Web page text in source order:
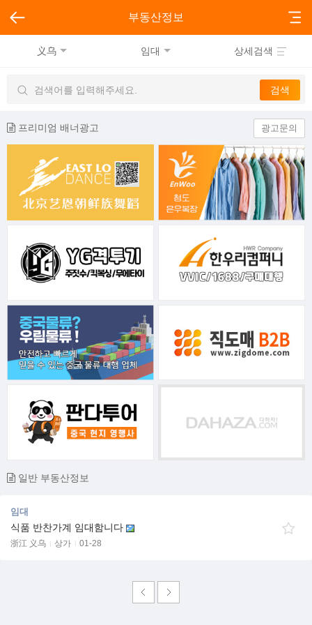
부동산정보
义乌 임대 상세검색
프리미엄 배너광고 광고문의
일반 부동산정보
임대
식품 반찬가계 임대함니다
浙江 义乌 상가 01-28